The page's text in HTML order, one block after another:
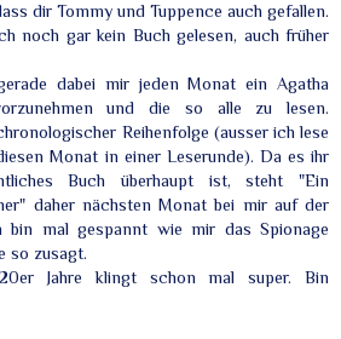
dir Tommy und Tuppence auch gefallen.
noch gar kein Buch gelesen, auch früher
dabei mir jeden Monat ein Agatha
und die so alle zu lesen.
Reihenfolge (ausser ich lese
Monat in einer Leserunde). Da es ihr
Buch überhaupt ist, steht "Ein
daher nächsten Monat bei mir auf der
bin mal gespannt wie mir das Spionage
so zusagt.
Jahre klingt schon mal super. Bin